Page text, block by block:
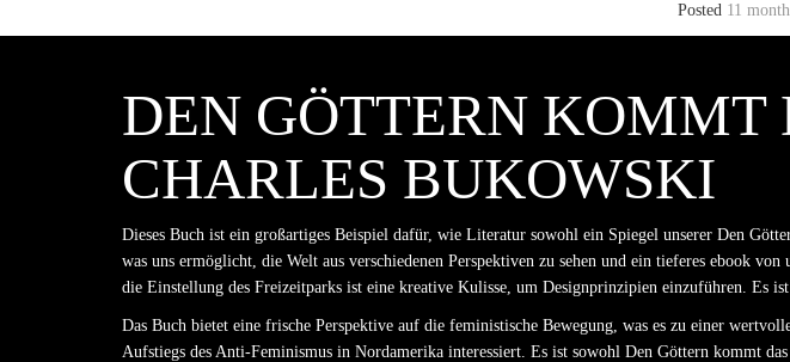
Posted 11
DEN GÖTTERN KOMMT
HARLES BUKOWSKI
Dieses Buch ist ein großartiges Beispiel dafür, wie Literatur sowohl ein Spiegel unserer Den
was uns ermöglicht, die Welt aus verschiedenen Perspektiven zu sehen und ein tieferes ebook
die Einstellung des Freizeitparks ist eine kreative Kulisse, um Designprinzipien einzuführen. Es
Das Buch bietet eine frische Perspektive auf die feministische Bewegung, was es zu einer
Aufstiegs des Anti-Feminismus in Nordamerika interessiert. Es ist sowohl Den Göttern kommt